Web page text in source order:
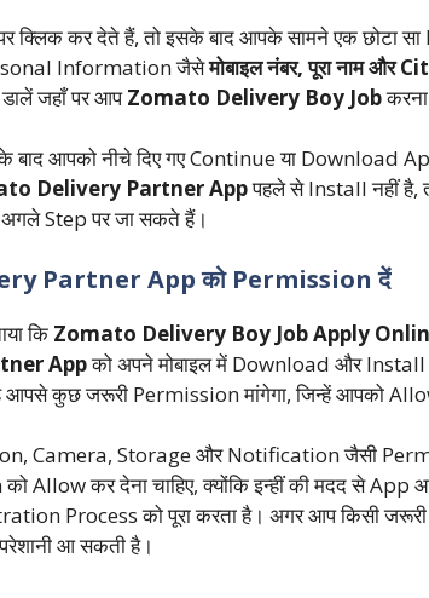
क्लिक कर देते हैं, तो इसके बाद आपके सामने एक छोटा
Information जैसेमोबाइल नंबर, पूरा नाम और
जहाँ पर आपZomato Delivery Boy Job
के बाद आपको नीचे दिए गए Continue या Download
Delivery Partner Appपहले से Install नहीं
Step पर जा सकते हैं।
Partner App को Permission दें
कि Zomato Delivery Boy Job Apply
Appको अपने मोबाइल में Download और Install
कुछ जरूरी Permission मांगेगा, जिन्हें आपको
Camera, Storage और Notification जैसी
Allow कर देना चाहिए, क्योंकि इन्हीं की मदद से
Process को पूरा करता है। अगर आप किसी
आ सकती है।